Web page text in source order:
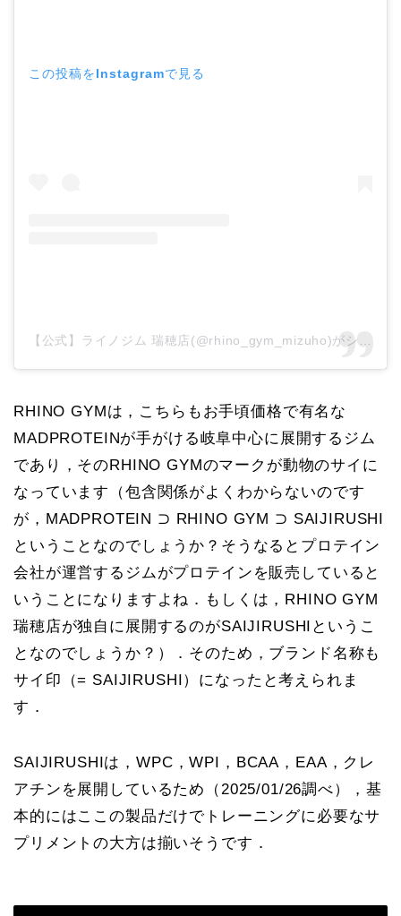
この投稿をInstagramで見る
RHINO GYMは，こちらもお手頃価格で有名な
MADPROTEINが手がける岐阜中心に展開するジム
であり，そのRHINO GYMのマークが動物のサイに
なっています（包含関係がよくわからないのです
が，MADPROTEIN ⊃ RHINO GYM ⊃ SAIJIRUSHI
ということなのでしょうか？そうなるとプロテイン
会社が運営するジムがプロテインを販売していると
いうことになりますよね．もしくは，RHINO GYM
瑞穂店が独自に展開するのがSAIJIRUSHIというこ
となのでしょうか？）．そのため，ブランド名称も
サイ印（= SAIJIRUSHI）になったと考えられま
す．
SAIJIRUSHIは，WPC，WPI，BCAA，EAA，クレ
アチンを展開しているため（2025/01/26調べ），基
本的にはここの製品だけでトレーニングに必要なサ
プリメントの大方は揃いそうです．